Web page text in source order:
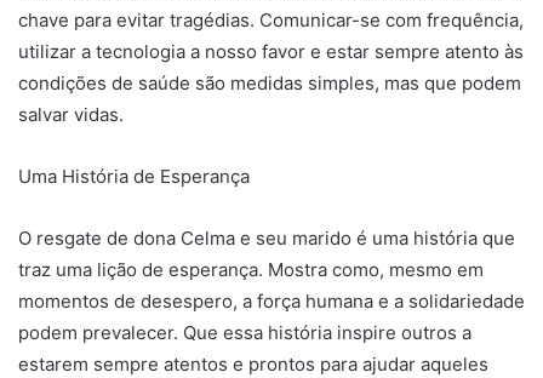
chave para evitar tragédias. Comunicar-se com frequência,
utilizar a tecnologia a nosso favor e estar sempre atento às
condições de saúde são medidas simples, mas que podem
salvar vidas.
Uma História de Esperança
O resgate de dona Celma e seu marido é uma história que
traz uma lição de esperança. Mostra como, mesmo em
momentos de desespero, a força humana e a solidariedade
podem prevalecer. Que essa história inspire outros a
estarem sempre atentos e prontos para ajudar aqueles